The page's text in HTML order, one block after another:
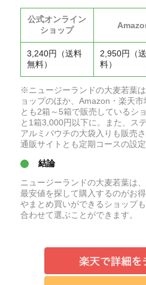
公式オンライン
ショップ
3,240円（送料
無料）
2,950円（
料）
※ニュージーランドの大麦若葉
ョップのほか、Amazon・楽天
とも2箱～5箱で販売しているシ
と1箱3,000円以下に。また、ス
アルミパウチの大袋入りも販売
通販サイトとも定期コースの設定
結論
ニュージーランドの大麦若葉は
最安値を探して購入するのがお
やまとめ買いができるショップ
合わせて選ぶことができます。